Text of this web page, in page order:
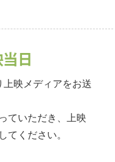
上映メディアをお送
ていただき、上映
てください。